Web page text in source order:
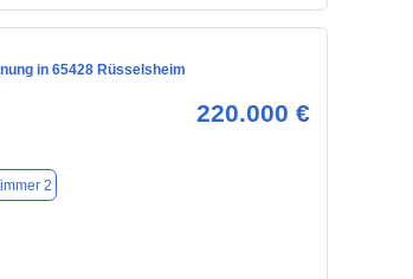
in 65428 Rüsselsheim
220.000 €
2